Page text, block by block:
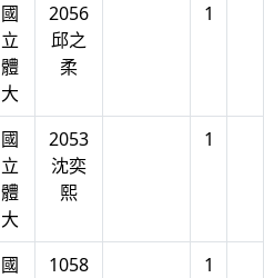
國
立
體
大
2056
邱之
柔
1
國
立
體
大
2053
沈奕
熙
1
國
1058
1